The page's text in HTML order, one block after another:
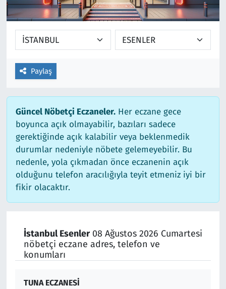
Paylaş
Güncel Nöbetçi Eczaneler.Her eczane gece
boyunca açık olmayabilir, bazıları sadece
gerektiğinde açık kalabilir veya beklenmedik
durumlar nedeniyle nöbete gelemeyebilir. Bu
nedenle, yola çıkmadan önce eczanenin açık
olduğunu telefon aracılığıyla teyit etmeniz iyi bir
fikir olacaktır.
İstanbul Esenler08 Ağustos 2026 Cumartesi
nöbetçi eczane adres, telefon ve
konumları
TUNA ECZANESİ
Ekonomi
Siyaset
Foto Galeri
Video
Yazarlar
Ara
Gündem
Kapaklı
Kırklareli
Kültür Sanat
Malkara
Marmaraereğlisi
Sağlık
Siyaset